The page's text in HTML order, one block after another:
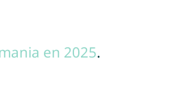
en 2025.